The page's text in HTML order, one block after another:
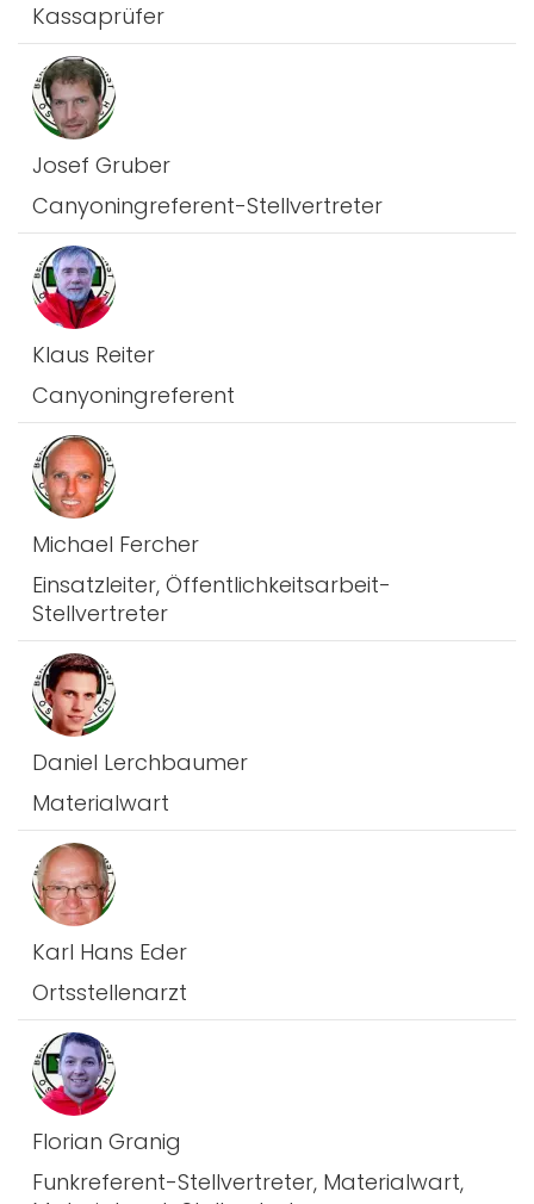
Kassaprüfer
Josef Gruber
Canyoningreferent-Stellvertreter
Klaus Reiter
Canyoningreferent
Michael Fercher
Einsatzleiter, Öffentlichkeitsarbeit-
Stellvertreter
Daniel Lerchbaumer
Materialwart
Karl Hans Eder
Ortsstellenarzt
Florian Granig
Funkreferent-Stellvertreter, Materialwart,